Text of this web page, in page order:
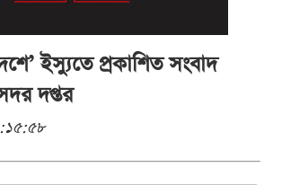
ইস্যুতে প্রকাশিত সংবাদ
দপ্তর